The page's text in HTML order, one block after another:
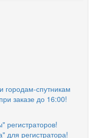
городам-спутникам
заказе до 16:00!
регистраторов!
для регистратора!